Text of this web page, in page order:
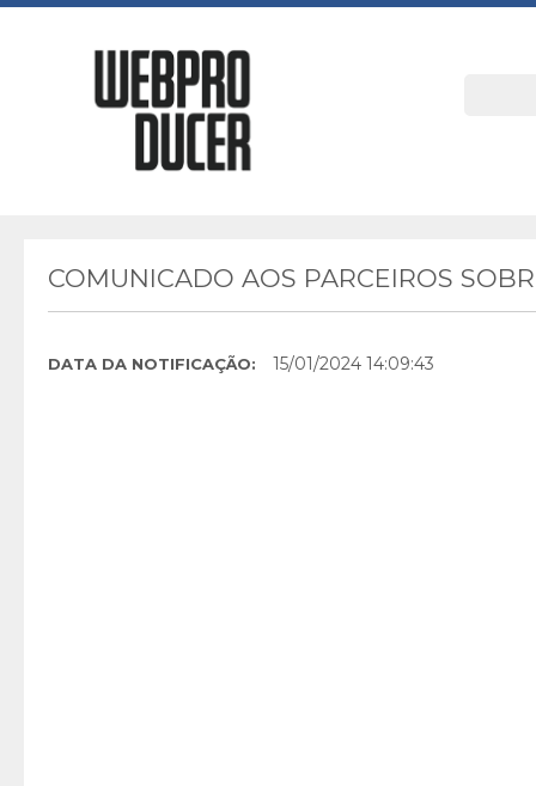
COMUNICADO AOS PARCEIROS
DATA DA NOTIFICAÇÃO: 15/01/2024 14:09:43